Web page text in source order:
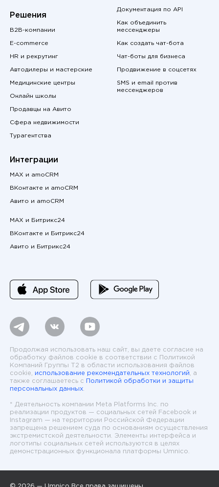
Решения
B2B-компании
E-commerce
HR и рекрутинг
Автодилеры и мастерские
Медицинские центры
Онлайн школы
Продавцы на Авито
Сфера недвижимости
Турагентства
Интеграции
MAX и amoCRM
ВКонтакте и amoCRM
Авито и amoCRM
MAX и Битрикс24
ВКонтакте и Битрикс24
Авито и Битрикс24
Документация по API
Как объединить
мессенджеры
Как создать чат-бота
Чат-боты для бизнеса
Продвижение в соцсетях
SMS и email против
мессенджеров
Продолжая использовать наш сайт, вы даете согласие на
обработку файлов cookie в соответствии с Политикой
Компаний Группы T2 в области использования файлов
cookie, использование рекомендательных технологий , а
также соглашаетесь с
Политикой обработки и защиты
персональных данных
* Деятельность компании Meta Platforms Inc. по
реализации продуктов — социальных сетей Facebook и
Instagram — на территории Российской Федерации
запрещена решением суда по основаниям осуществления
экстремистской деятельности. Элементы интерфейса и
логотипы социальных сетей используются в целях
демонстрационных функционала платформы Umnico.